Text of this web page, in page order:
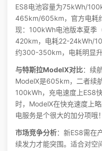
ES8电池容量为75kWh/
465km/605km，官方电耗
现：100kWh电池版本夏
420km，电耗22-24kWh/
约300-350km，电耗明显升
与特斯拉ModelX对比：续
ModelX是605km，二者续
100kWh，充电速度上ES8
时，ModelX在快充速度上
电服务是个很大的加分项哦！
市场竞争分析：新ES8需在
续发力才能突围。适合对空